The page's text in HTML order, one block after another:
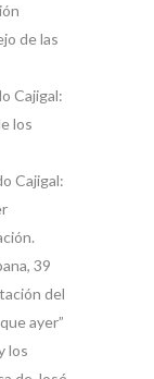
de las
Cajigal:
los
Cajigal:
39
del
ayer”
los